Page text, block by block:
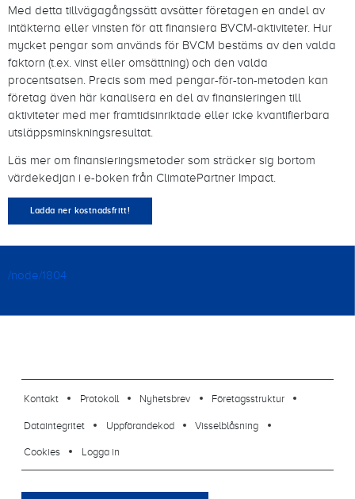
Med detta tillvägagångssätt avsätter företagen en andel av
intäkterna eller vinsten för att finansiera BVCM-aktiviteter. Hur
mycket pengar som används för BVCM bestäms av den valda
faktorn (t.ex. vinst eller omsättning) och den valda
procentsatsen. Precis som med pengar-för-ton-metoden kan
företag även här kanalisera en del av finansieringen till
aktiviteter med mer framtidsinriktade eller icke kvantifierbara
utsläppsminskningsresultat.
Läs mer om finansieringsmetoder som sträcker sig bortom
värdekedjan i e-boken från ClimatePartner Impact.
Ladda ner kostnadsfritt!
/node/1804
Kontakt Protokoll Nyhetsbrev
Företagsstruktur
Dataintegritet
Uppförandekod
Visselblåsning
Cookies
Logga in